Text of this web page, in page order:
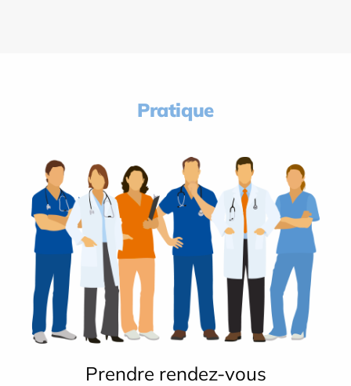
Pratique
Prendre rendez-vous